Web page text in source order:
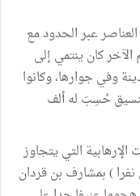
عبر الحدود مع
كان ينتمي إلى
وفي جوارها، وكانوا
حُسِبَ له ألف
التي يتجاوز
) بمشارف بن قردان